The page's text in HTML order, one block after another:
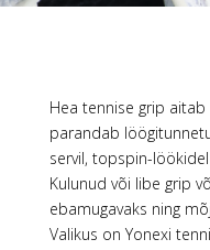
Hea tennise grip
parandab
servil, topspin-
Kulunud või libe grip
ebamugavaks ning
Valikus on Yonexi